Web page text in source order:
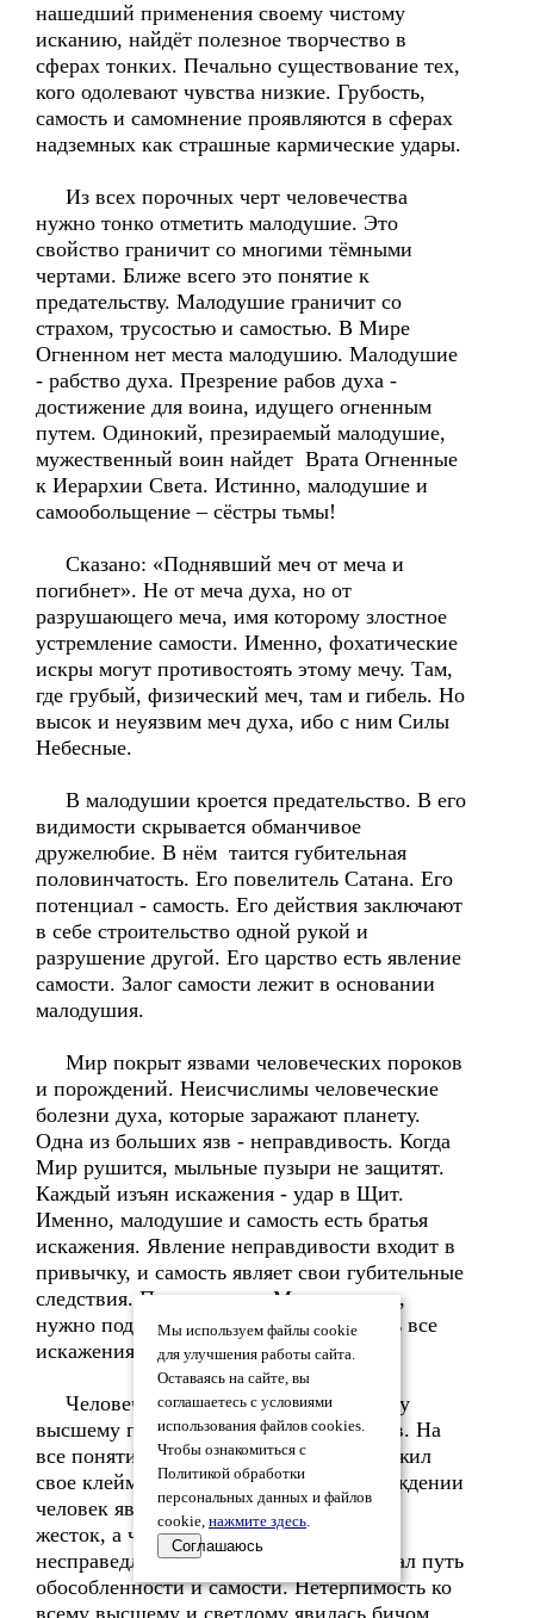
нашедший применения своему чистому
исканию, найдёт полезное творчество в
сферах тонких. Печально существование тех,
кого одолевают чувства низкие. Грубость,
самость и самомнение проявляются в сферах
надземных как страшные кармические удары.
Из всех порочных черт человечества
нужно тонко отметить малодушие. Это
свойство граничит со многими тёмными
чертами. Ближе всего это понятие к
предательству. Малодушие граничит со
страхом, трусостью и самостью. В Мире
Огненном нет места малодушию. Малодушие
- рабство духа. Презрение рабов духа -
достижение для воина, идущего огненным
путем. Одинокий, презираемый малодушие,
мужественный воин найдет Врата Огненные
к Иерархии Света. Истинно, малодушие и
самообольщение – сёстры тьмы!
Сказано: «Поднявший меч от меча и
погибнет». Не от меча духа, но от
разрушающего меча, имя которому злостное
устремление самости. Именно, фохатические
искры могут противостоять этому мечу. Там,
где грубый, физический меч, там и гибель. Но
высок и неуязвим меч духа, ибо с ним Силы
Небесные.
В малодушии кроется предательство. В его
видимости скрывается обманчивое
дружелюбие. В нём таится губительная
половинчатость. Его повелитель Сатана. Его
потенциал - самость. Его действия заключают
в себе строительство одной рукой и
разрушение другой. Его царство есть явление
самости. Залог самости лежит в основании
малодушия.
Мир покрыт язвами человеческих пороков
и порождений. Неисчислимы человеческие
болезни духа, которые заражают планету.
Одна из больших язв - неправдивость. Когда
Мир рушится, мыльные пузыри не защитят.
Каждый изъян искажения - удар в Щит.
Именно, малодушие и самость есть братья
искажения. Явление неправдивости входит в
привычку, и самость являет свои губительные
следствия. Потому, когда Мир рушится,
нужно подумать о том, как уничтожить все
искажения.
Человеческая нетерпимость ко всему
высшему превратила людей в выродков. На
все понятия и принципы человек наложил
свое клеймо. В каждом высшем утверждении
человек явил свои кощунства. Не Мир
жесток, а человек. Не Мир утверждает
несправедливость, а человек, ибо избрал путь
обособленности и самости. Нетерпимость ко
всему высшему и светлому явилась бичом
Мы используем файлы cookie
для улучшения работы сайта.
Оставаясь на сайте, вы
соглашаетесь с условиями
использования файлов cookies.
Чтобы ознакомиться с
Политикой обработки
персональных данных и файлов
cookie, нажмите здесь.
Соглашаюсь